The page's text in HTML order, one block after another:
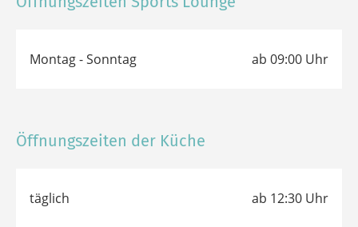
Samstag, Sonntag & Feiertage
Öffnungszeiten Sports Lounge